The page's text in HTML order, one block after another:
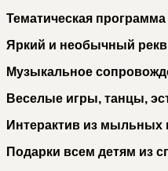
Тематическая
Яркий и необычный
Музыкальное
Веселые игры, танцы,
Интерактив из мыльных
Подарки всем детям из